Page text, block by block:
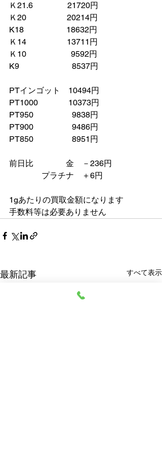
Ｋ21.6　　　　 21720円
Ｋ20　　　　　20214円
K18　　　　　 18632円
Ｋ14　　　　　13711円
Ｋ10　　　　　  9592円
K9　　　　　　  8537円
PTインゴット    10494円
PT1000　　　   10373円
PT950　　　　   9838円
PT900　　　　   9486円
PT850　　　　   8951円
前日比　　　　金　－236円
プラチナ    ＋6円
1gあたりの買取金額になります
手数料等は必要ありません
最新記事 すべて表示